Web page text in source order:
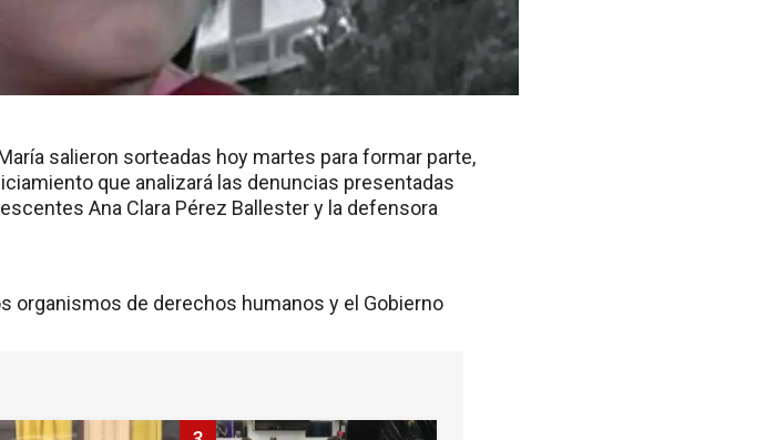
salieron sorteadas hoy martes para formar parte,
que analizará las denuncias presentadas
Ana Clara Pérez Ballester y la defensora
organismos de derechos humanos y el Gobierno